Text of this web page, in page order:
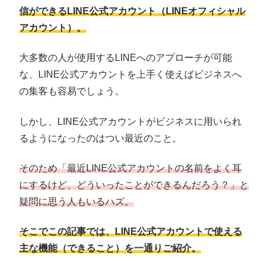
信ができるLINE公式アカウント（LINEオフィシャル
アカウント）。
大多数の人が使用するLINEへのアプローチが可能
な、LINE公式アカウントを上手く使えばビジネスへ
の集客も容易でしょう。
しかし、LINE公式アカウントがビジネスに用いられ
るようになったのはつい最近のこと。
そのため「最近LINE公式アカウントの名前をよく耳
にするけど、どういったことができるんだろう？」と
疑問に思う人もいるハズ。
そこでこの記事では、LINE公式アカウントで使える
主な機能（できること）を一通りご紹介。